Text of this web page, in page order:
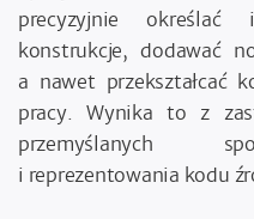
precyzyjnie określać
konstrukcje, dodawać
a nawet przekształcać
pracy. Wynika to z
przemyślanych
i reprezentowania kodu